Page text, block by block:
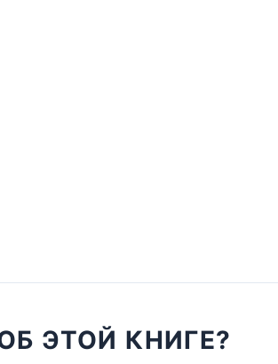
ЭТОЙ КНИГЕ?